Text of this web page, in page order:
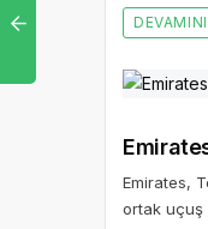
Emirates,
ortak uçuş